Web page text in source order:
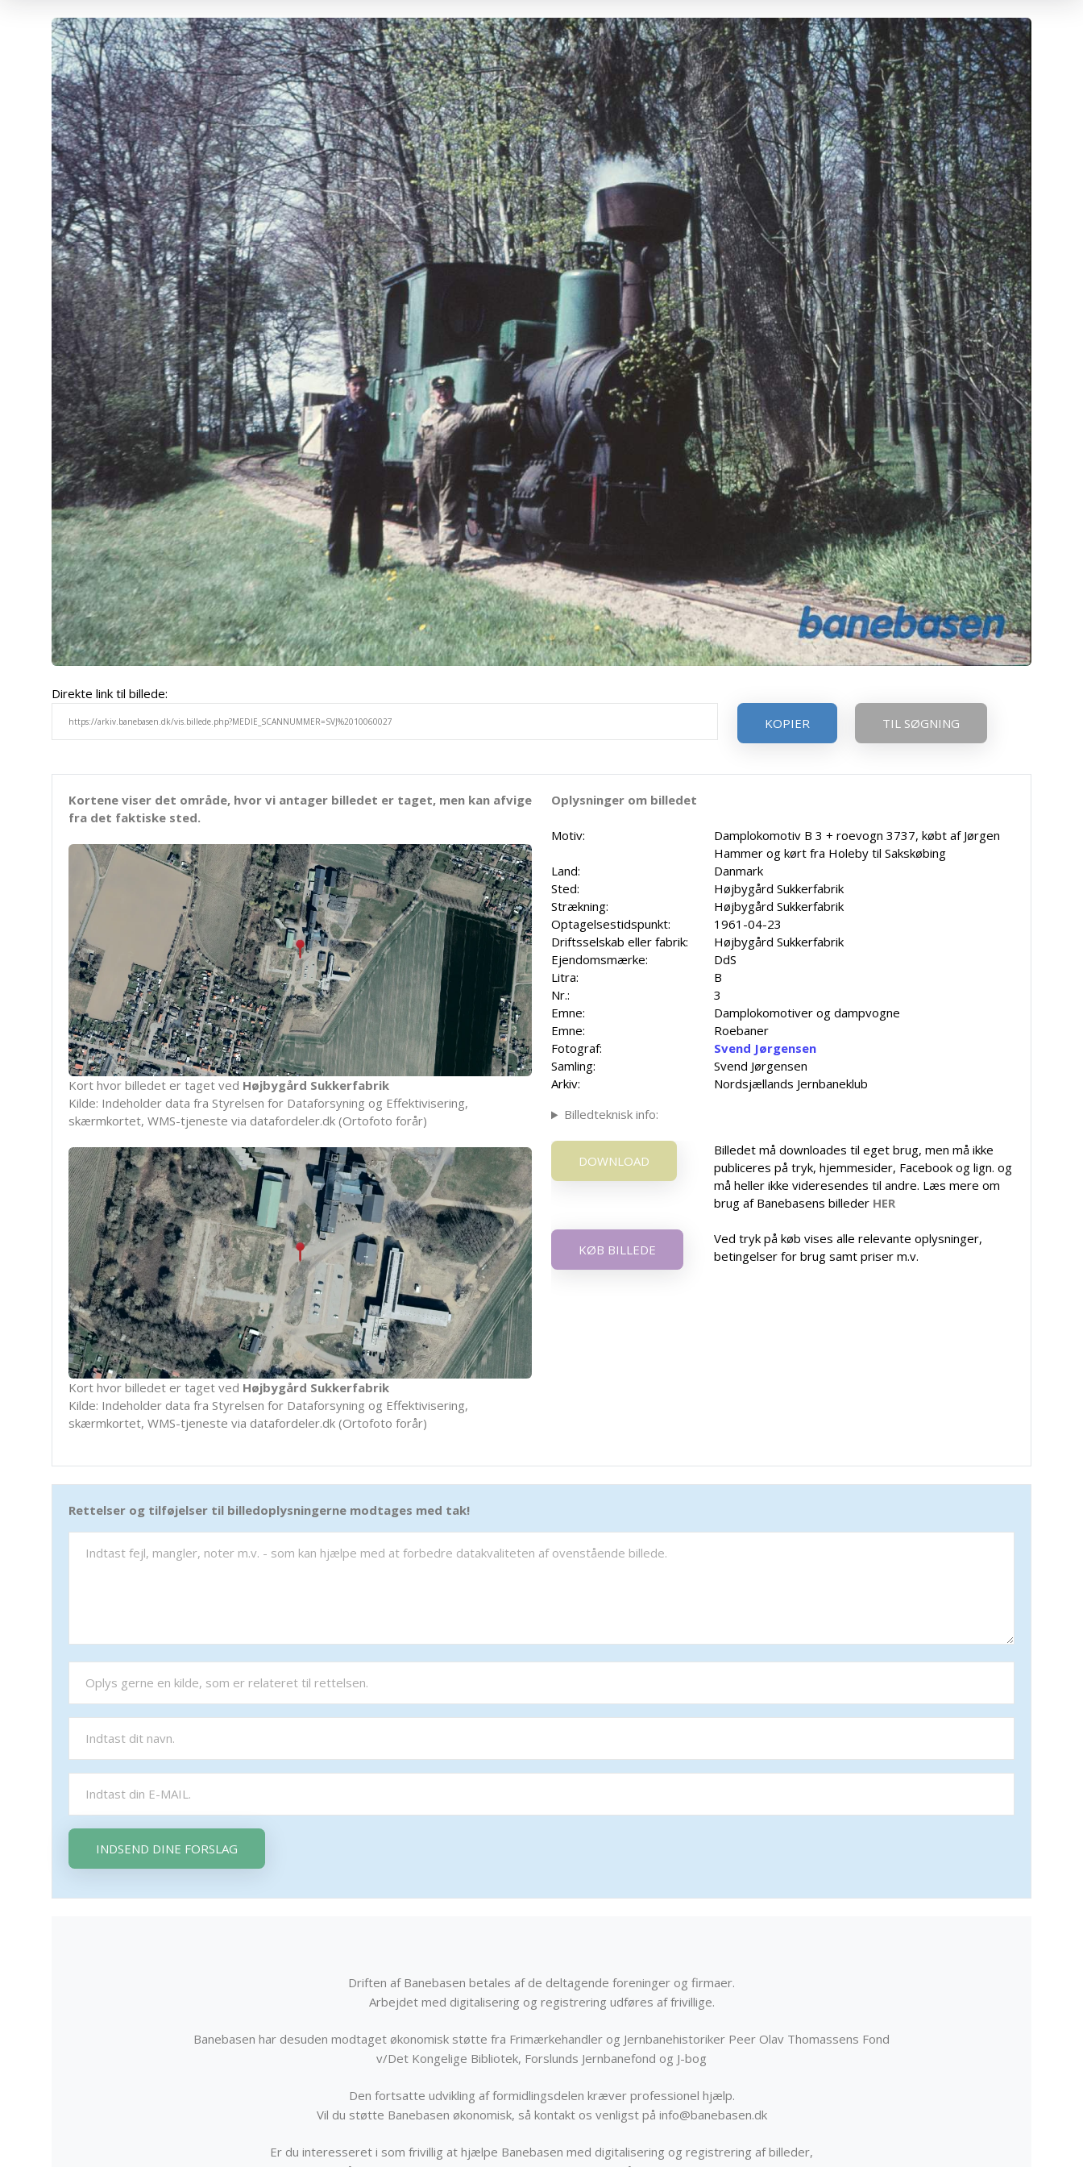
Direkte link til billede:
KOPIER
TIL SØGNING
Kortene viser det område, hvor vi antager billedet er taget, men kan afvige
fra det faktiske sted.
Kort hvor billedet er taget ved Højbygård Sukkerfabrik
Kilde: Indeholder data fra Styrelsen for Dataforsyning og Effektivisering,
skærmkortet, WMS-tjeneste via datafordeler.dk (Ortofoto forår)
Kort hvor billedet er taget ved Højbygård Sukkerfabrik
Kilde: Indeholder data fra Styrelsen for Dataforsyning og Effektivisering,
skærmkortet, WMS-tjeneste via datafordeler.dk (Ortofoto forår)
Oplysninger om billedet
Motiv:
Damplokomotiv B 3 + roevogn 3737, købt af Jørgen
Hammer og kørt fra Holeby til Sakskøbing
Land:
Danmark
Sted:
Højbygård Sukkerfabrik
Strækning:
Højbygård Sukkerfabrik
Optagelsestidspunkt:
1961-04-23
Driftsselskab eller fabrik:
Højbygård Sukkerfabrik
Ejendomsmærke:
DdS
Litra:
B
Nr.:
3
Emne:
Damplokomotiver og dampvogne
Emne:
Roebaner
Fotograf:
Svend Jørgensen
Samling:
Svend Jørgensen
Arkiv:
Nordsjællands Jernbaneklub
Billedteknisk info:
DOWNLOAD
Billedet må downloades til eget brug, men må ikke
publiceres på tryk, hjemmesider, Facebook og lign. og
må heller ikke videresendes til andre. Læs mere om
brug af Banebasens billeder HER
KØB BILLEDE
Ved tryk på køb vises alle relevante oplysninger,
betingelser for brug samt priser m.v.
Rettelser og tilføjelser til billedoplysningerne modtages med tak!
INDSEND DINE FORSLAG
Driften af Banebasen betales af de deltagende foreninger og firmaer.
Arbejdet med digitalisering og registrering udføres af frivillige.
Banebasen har desuden modtaget økonomisk støtte fra Frimærkehandler og Jernbanehistoriker Peer Olav Thomassens Fond
v/Det Kongelige Bibliotek, Forslunds Jernbanefond og J-bog
Den fortsatte udvikling af formidlingsdelen kræver professionel hjælp.
Vil du støtte Banebasen økonomisk, så kontakt os venligst på info@banebasen.dk
Er du interesseret i som frivillig at hjælpe Banebasen med digitalisering og registrering af billeder,